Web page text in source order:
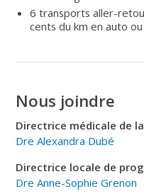
6 transports aller-
cents du km en auto ou
Nous joindre
Directrice médicale de la
Dre Alexandra Dubé
Directrice locale de
Dre Anne-Sophie Grenon